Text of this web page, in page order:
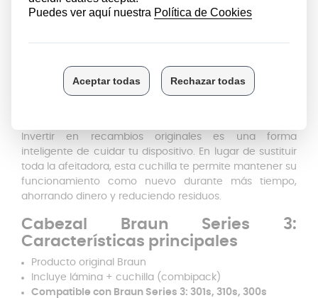
estándares de la marca, asegurando un ajuste
El sistema de montaje está pensado para que puedas
cambiar la cuchilla y la lámina en segundos. Solo tienes
que retirar el cabezal antiguo y encajar el nuevo: fácil,
Invertir en recambios originales es una forma
inteligente de cuidar tu dispositivo. En lugar de sustituir
toda la afeitadora, esta cuchilla te permite mantener su
funcionamiento como nuevo durante más tiempo,
ahorrando dinero y reduciendo residuos.
Cabezal Braun Series 3:
Características principales
Producto original Braun
Incluye lámina + cuchilla (combipack)
Compatible con Braun Series 3: 301s, 310s, 300s